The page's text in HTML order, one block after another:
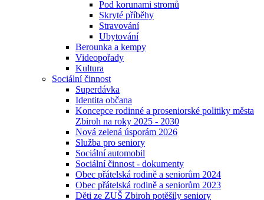
Pod korunami stromů
Skryté příběhy
Stravování
Ubytování
Berounka a kempy
Videopořady
Kultura
Sociální činnost
Superdávka
Identita občana
Koncepce rodinné a proseniorské politiky města
Zbiroh na roky 2025 - 2030
Nová zelená úsporám 2026
Služba pro seniory
Sociální automobil
Sociální činnost - dokumenty
Obec přátelská rodině a seniorům 2024
Obec přátelská rodině a seniorům 2023
Děti ze ZUŠ Zbiroh potěšily seniory